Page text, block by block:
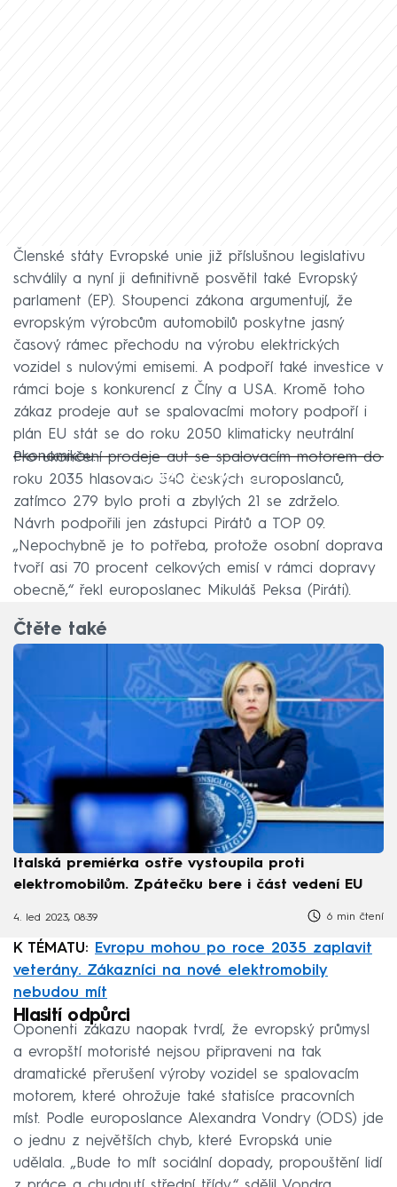
Členské státy Evropské unie již příslušnou legislativu
schválily a nyní ji definitivně posvětil také Evropský
parlament (EP). Stoupenci zákona argumentují, že
evropským výrobcům automobilů poskytne jasný
časový rámec přechodu na výrobu elektrických
vozidel s nulovými emisemi. A podpoří také investice v
rámci boje s konkurencí z Číny a USA. Kromě toho
zákaz prodeje aut se spalovacími motory podpoří i
plán EU stát se do roku 2050 klimaticky neutrální
ekonomikou.
Failed to fetch
Pro ukončení prodeje aut se spalovacím motorem do
roku 2035 hlasovalo 340 českých europoslanců,
zatímco 279 bylo proti a zbylých 21 se zdrželo.
Návrh podpořili jen zástupci Pirátů a TOP 09.
„Nepochybně je to potřeba, protože osobní doprava
tvoří asi 70 procent celkových emisí v rámci dopravy
obecně,“ řekl europoslanec Mikuláš Peksa (Piráti).
Čtěte také
Italská premiérka ostře vystoupila proti
elektromobilům. Zpátečku bere i část vedení EU
4. led 2023, 08:39 6 min čtení
K TÉMATU:
Evropu mohou po roce 2035 zaplavit
veterány. Zákazníci na nové elektromobily
nebudou mít
Hlasití odpůrci
Oponenti zákazu naopak tvrdí, že evropský průmysl
a evropští motoristé nejsou připraveni na tak
dramatické přerušení výroby vozidel se spalovacím
motorem, které ohrožuje také statisíce pracovních
míst. Podle europoslance Alexandra Vondry (ODS) jde
o jednu z největších chyb, které Evropská unie
udělala. „Bude to mít sociální dopady, propouštění lidí